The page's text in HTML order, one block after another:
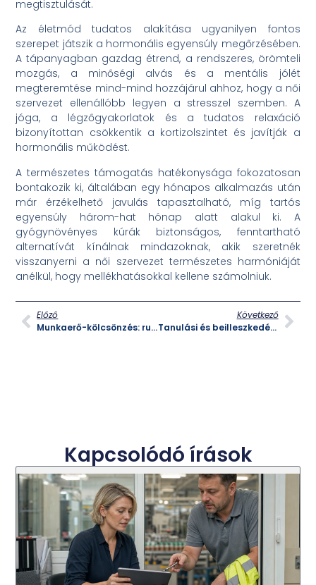
megtisztulását.
Az életmód tudatos alakítása ugyanilyen fontos
szerepet játszik a hormonális egyensúly megőrzésében.
A tápanyagban gazdag étrend, a rendszeres, örömteli
mozgás, a minőségi alvás és a mentális jólét
megteremtése mind-mind hozzájárul ahhoz, hogy a női
szervezet ellenállóbb legyen a stresszel szemben. A
jóga, a légzőgyakorlatok és a tudatos relaxáció
bizonyítottan csökkentik a kortizolszintet és javítják a
hormonális működést.
A természetes támogatás hatékonysága fokozatosan
bontakozik ki, általában egy hónapos alkalmazás után
már érzékelhető javulás tapasztalható, míg tartós
egyensúly három-hat hónap alatt alakul ki. A
gyógynövényes kúrák biztonságos, fenntartható
alternatívát kínálnak mindazoknak, akik szeretnék
visszanyerni a női szervezet természetes harmóniáját
anélkül, hogy mellékhatásokkal kellene számolniuk.
Előző
Munkaerő-kölcsönzés: rugalmas megoldás a vállalatok munkaerő-igényeinek kezelésére
Következő
Tanulási és beilleszkedési nehézségek felismerése és kezelése gyermekkorban
Kapcsolódó írások